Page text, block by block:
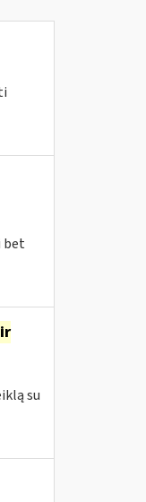
bet
ir
su